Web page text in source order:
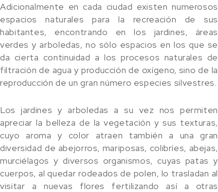
Adicionalmente en cada ciudad existen numerosos
espacios naturales para la recreación de sus
habitantes, encontrando en los jardines, áreas
verdes y arboledas, no sólo espacios en los que se
da cierta continuidad a los procesos naturales de
filtración de agua y producción de oxígeno, sino de la
reproducción de un gran número especies silvestres.
Los jardines y arboledas a su vez nos permiten
apreciar la belleza de la vegetación y sus texturas,
cuyo aroma y color atraen también a una gran
diversidad de abejorros, mariposas, colibríes, abejas,
murciélagos y diversos organismos, cuyas patas y
cuerpos, al quedar rodeados de polen, lo trasladan al
visitar a nuevas flores fertilizando así a otras